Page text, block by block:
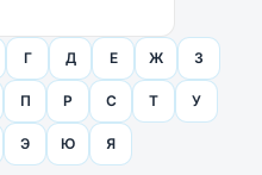
Г Д Е Ж З
П Р С Т У
Э Ю Я